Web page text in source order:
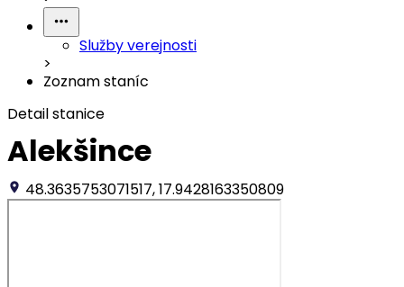
Služby verejnosti
>
Zoznam staníc
Detail stanice
Alekšince
48.3635753071517, 17.9428163350809